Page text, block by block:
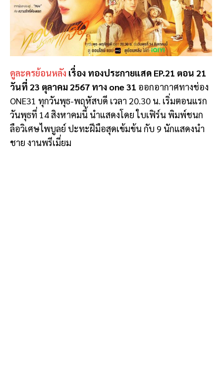
ดูละครย้อนหลัง เรื่อง ทองประกายแสด EP.21 ตอน 21
วันที่ 23 ตุลาคม 2567 ทาง one 31 ออกอากาศทางช่อง
ONE31 ทุกวันพุธ-พฤหัสบดี เวลา 20.30 น. เริ่มตอนแรก
วันพุธที่ 14 สิงหาคมนี้ นำแสดงโดย ใบเฟิร์น พิมพ์ชนก
ลือวิเศษไพบูลย์ ปะทะฝีมือสุดเข้มข้น กับ 9 นักแสดงนำ
ชาย งานพรีเมี่ยม